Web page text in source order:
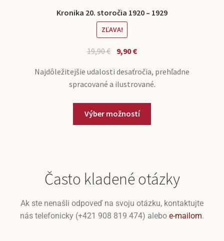
Kronika 20. storočia 1920 – 1929
ZĽAVA!
19,90€ 9,90€
Najdôležitejšie udalosti desaťročia, prehľadne
spracované a ilustrované.
Výber možností
Často kladené otázky
Ak ste nenašli odpoveď na svoju otázku, kontaktujte
nás telefonicky (+421 908 819 474) alebo e-mailom.